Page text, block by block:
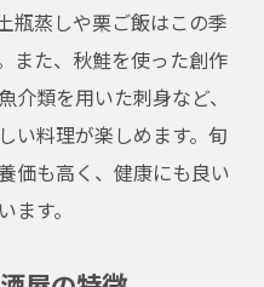
瓶蒸しや栗ご飯はこの季
また、秋鮭を使った創作
類を用いた刺身など、
い料理が楽しめます。旬
価も高く、健康にも良い
す。